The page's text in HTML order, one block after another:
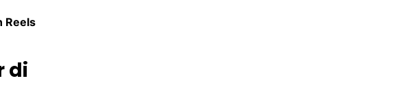
Reels
di